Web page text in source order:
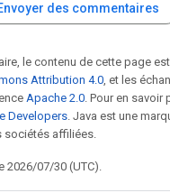
des commentaires
le contenu de cette page
Attribution 4.0, et les
Apache 2.0. Pour en savoir
Developers. Java est une
sociétés affiliées.
2026/07/30 (UTC).